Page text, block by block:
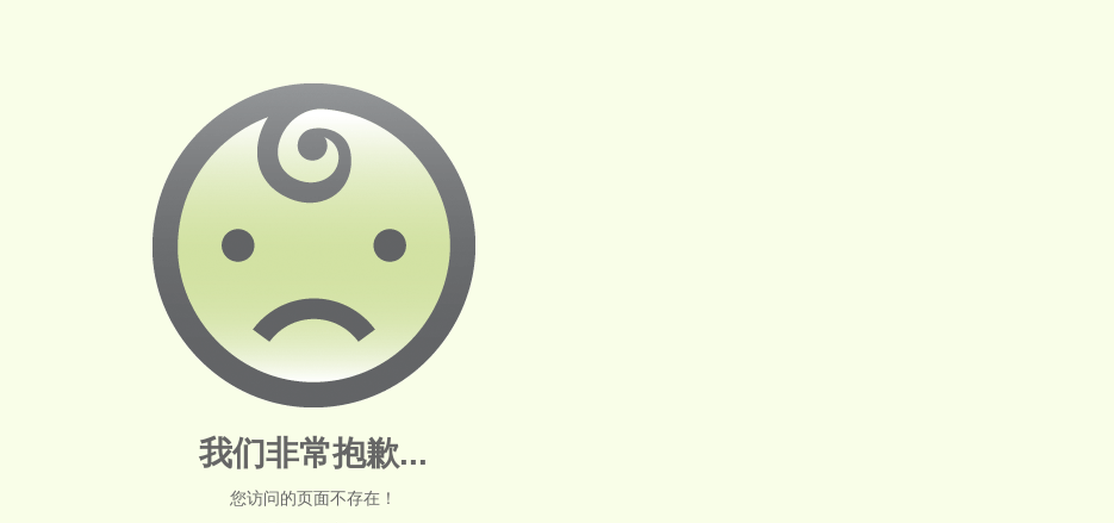
我们非常抱歉...
您访问的页面不存在！